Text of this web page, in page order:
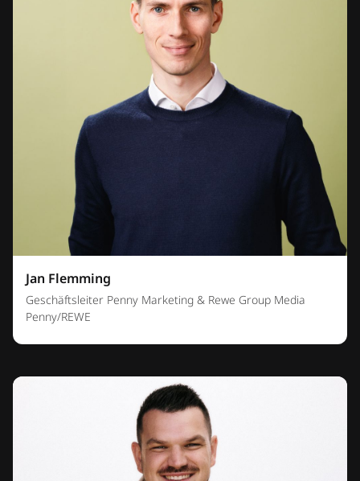
Jan Flemming
Geschäftsleiter Penny Marketing & Rewe Group Media
Penny/REWE